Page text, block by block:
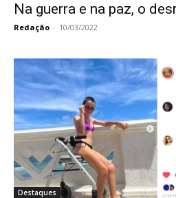
Na guerra e na paz, o
Redação - 10/03/2022
Destaques